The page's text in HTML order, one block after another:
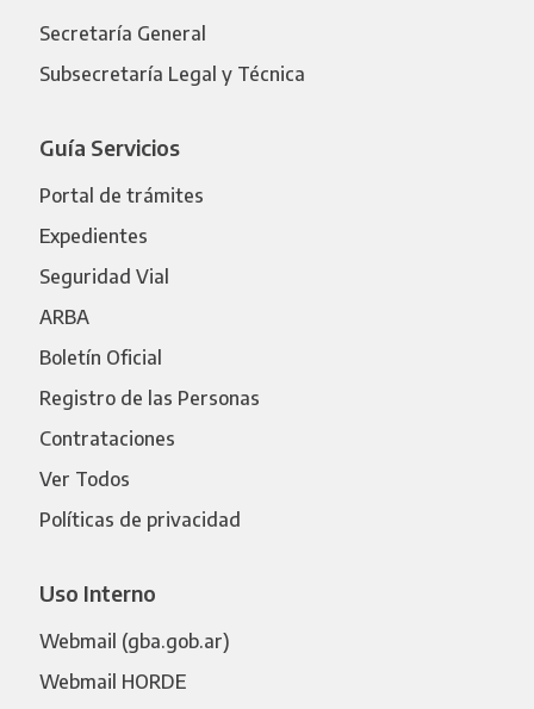
Secretaría General
Subsecretaría Legal y Técnica
Guía Servicios
Portal de trámites
Expedientes
Seguridad Vial
ARBA
Boletín Oficial
Registro de las Personas
Contrataciones
Ver Todos
Políticas de privacidad
Uso Interno
Webmail (gba.gob.ar)
Webmail HORDE